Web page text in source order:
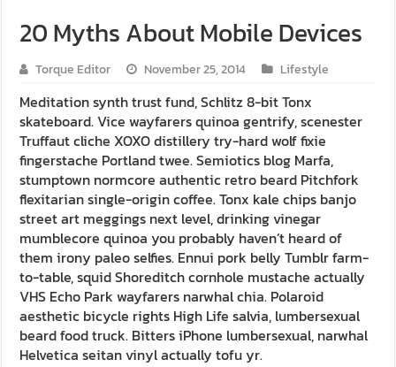
20 Myths About Mobile Devices
Torque Editor November 25, 2014 Lifestyle
Meditation synth trust fund, Schlitz 8-bit Tonx
skateboard. Vice wayfarers quinoa gentrify, scenester
Truffaut cliche XOXO distillery try-hard wolf fixie
fingerstache Portland twee. Semiotics blog Marfa,
stumptown normcore authentic retro beard Pitchfork
flexitarian single-origin coffee. Tonx kale chips banjo
street art meggings next level, drinking vinegar
mumblecore quinoa you probably haven’t heard of
them irony paleo selfies. Ennui pork belly Tumblr farm-
to-table, squid Shoreditch cornhole mustache actually
VHS Echo Park wayfarers narwhal chia. Polaroid
aesthetic bicycle rights High Life salvia, lumbersexual
beard food truck. Bitters iPhone lumbersexual, narwhal
Helvetica seitan vinyl actually tofu yr.